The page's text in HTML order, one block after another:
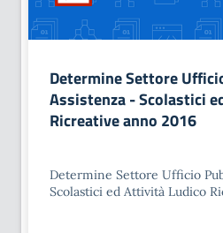
Determine Settore
Assistenza - Scolastici
Ricreative anno 2016
Determine Settore Ufficio
Scolastici ed Attività Ludico